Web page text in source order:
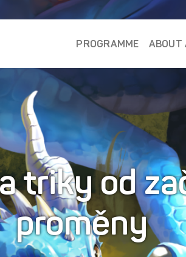
PROGRAMME ABOUT
triky od
proměny